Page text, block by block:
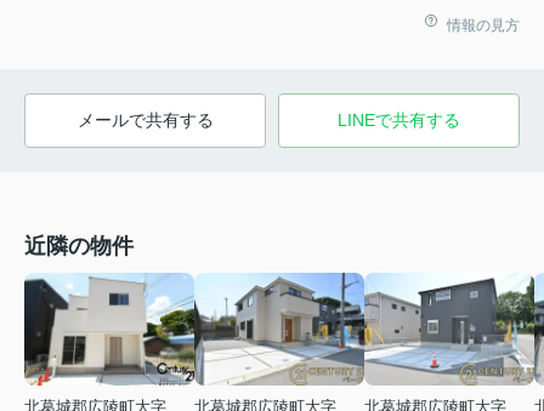
情報の見方
メールで共有する LINEで共有する
近隣の物件
北葛城郡広陵町大字大野
北葛城郡広陵町大字三吉
北葛城郡広陵町大字三吉